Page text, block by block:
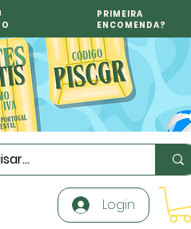
PRIMEIRA
ENCOMENDA?
Login